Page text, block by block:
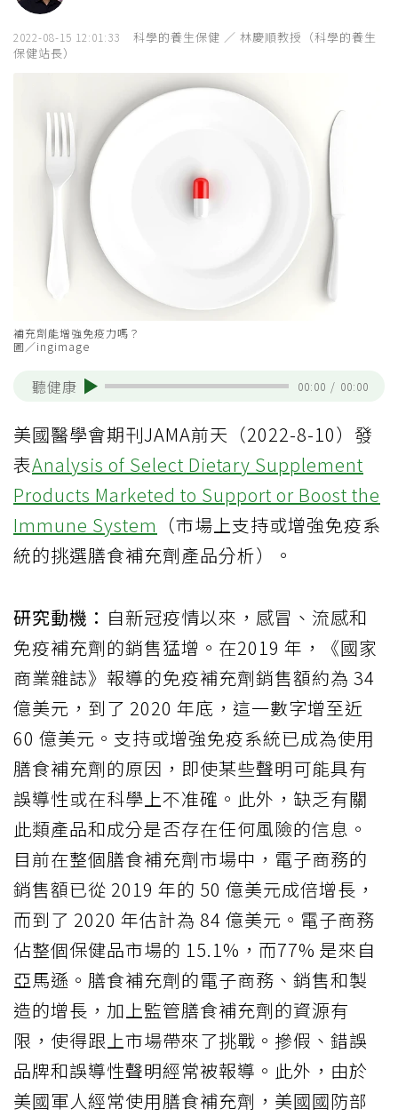
2022-08-15 12:01:33
科學的養生保健 ／ 林慶順教授（科學的養生
保健站長）
補充劑能增強免疫力嗎？
圖／ingimage
聽健康 00:00 / 00:00
美國醫學會期刊JAMA前天（2022-8-10）發
表Analysis of Select Dietary Supplement
Products Marketed to Support or Boost the
Immune System （市場上支持或增強免疫系
統的挑選膳食補充劑產品分析）。
研究動機： 自新冠疫情以來，感冒、流感和
免疫補充劑的銷售猛增。在2019 年，《國家
商業雜誌》報導的免疫補充劑銷售額約為 34
億美元，到了 2020 年底，這一數字增至近
60 億美元。支持或增強免疫系統已成為使用
膳食補充劑的原因，即使某些聲明可能具有
誤導性或在科學上不准確。此外，缺乏有關
此類產品和成分是否存在任何風險的信息。
目前在整個膳食補充劑市場中，電子商務的
銷售額已從 2019 年的 50 億美元成倍增長，
而到了 2020 年估計為 84 億美元。電子商務
佔整個保健品市場的 15.1%，而77% 是來自
亞馬遜。膳食補充劑的電子商務、銷售和製
造的增長，加上監管膳食補充劑的資源有
限，使得跟上市場帶來了挑戰。摻假、錯誤
品牌和誤導性聲明經常被報導。此外，由於
美國軍人經常使用膳食補充劑，美國國防部